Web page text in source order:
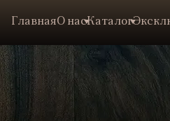
ГлавнаяО насКаталог